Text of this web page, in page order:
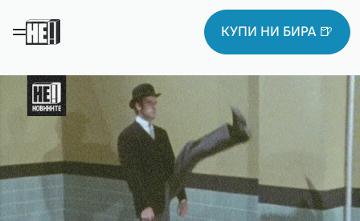
КУПИ НИ БИРА 🍺